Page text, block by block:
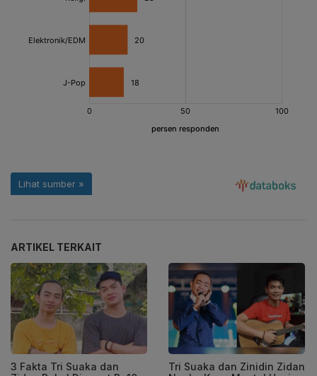
ARTIKEL TERKAIT
3 Fakta Tri Suaka dan
Tri Suaka dan Zinidin Zidan